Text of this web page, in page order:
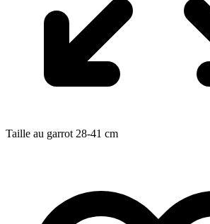
Taille au garrot 28-41 cm